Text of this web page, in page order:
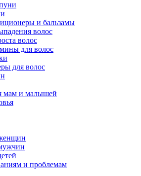
и бальзамы
волос
волос
для волос
для волос
мам и малышей
и проблемам